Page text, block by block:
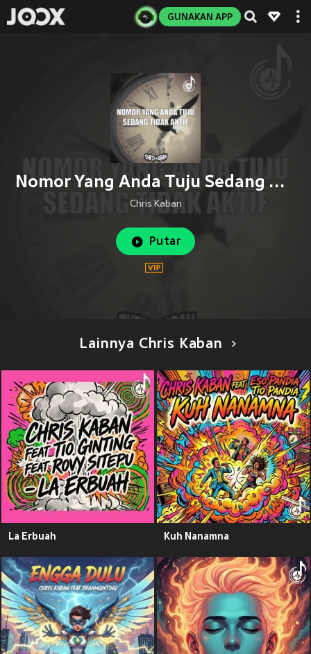
GUNAKAN APP
Nomor Yang Anda Tuju Sedang Tidak Aktif
Chris Kaban
Putar
Lainnya Chris Kaban
La Erbuah Kuh Nanamna